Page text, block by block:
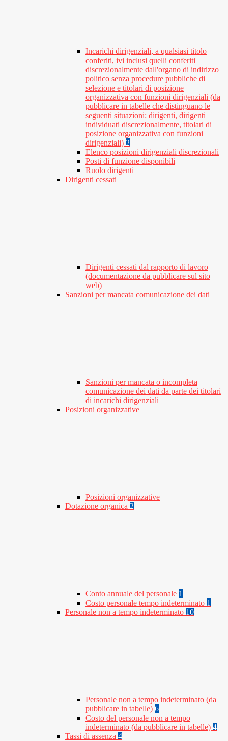
Incarichi dirigenziali, a qualsiasi titolo
conferiti, ivi inclusi quelli conferiti
discrezionalmente dall'organo di indirizzo
politico senza procedure pubbliche di
selezione e titolari di posizione
organizzativa con funzioni dirigenziali (da
pubblicare in tabelle che distinguano le
seguenti situazioni: dirigenti, dirigenti
individuati discrezionalmente, titolari di
posizione organizzativa con funzioni
dirigenziali) 2
Elenco posizioni dirigenziali discrezionali
Posti di funzione disponibili
Ruolo dirigenti
Dirigenti cessati
Dirigenti cessati dal rapporto di lavoro
(documentazione da pubblicare sul sito
web)
Sanzioni per mancata comunicazione dei dati
Sanzioni per mancata o incompleta
comunicazione dei dati da parte dei titolari
di incarichi dirigenziali
Posizioni organizzative
Posizioni organizzative
Dotazione organica 2
Conto annuale del personale 1
Costo personale tempo indeterminato 1
Personale non a tempo indeterminato 10
Personale non a tempo indeterminato (da
pubblicare in tabelle) 6
Costo del personale non a tempo
indeterminato (da pubblicare in tabelle) 4
Tassi di assenza 4